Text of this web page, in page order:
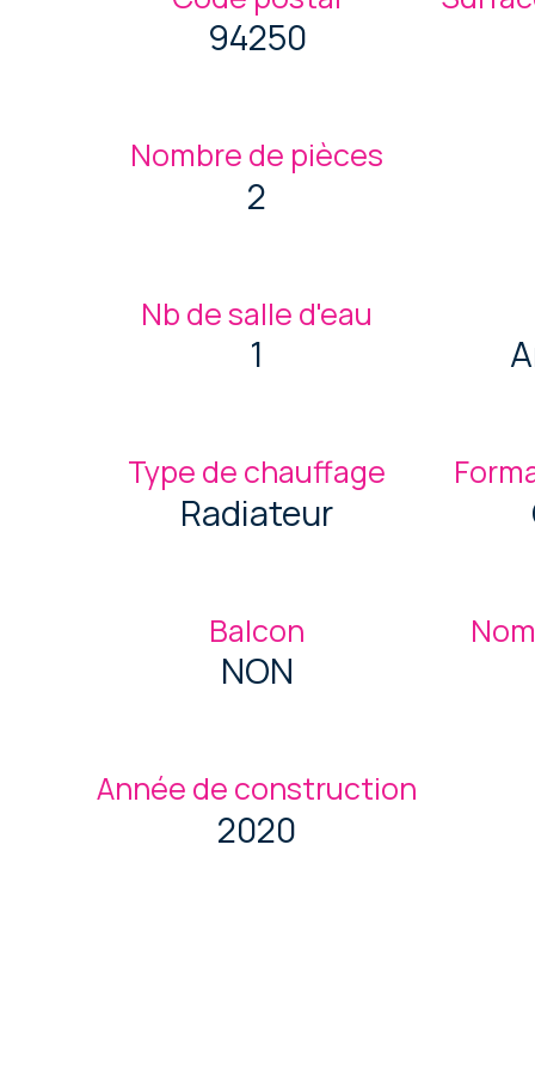
94250
Nombre de pièces
2
Nb de salle d'eau
1
Type de chauffage
Radiateur
Balcon
NON
Année de construction
2020